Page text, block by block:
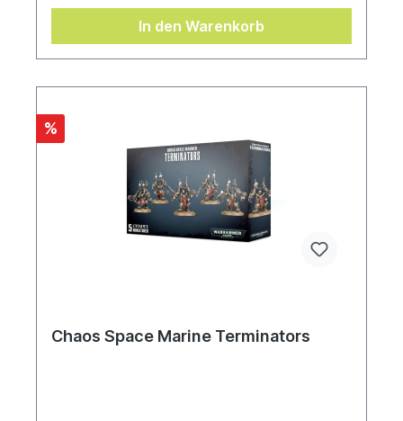
In den Warenkorb
%
Chaos Space Marine Terminators